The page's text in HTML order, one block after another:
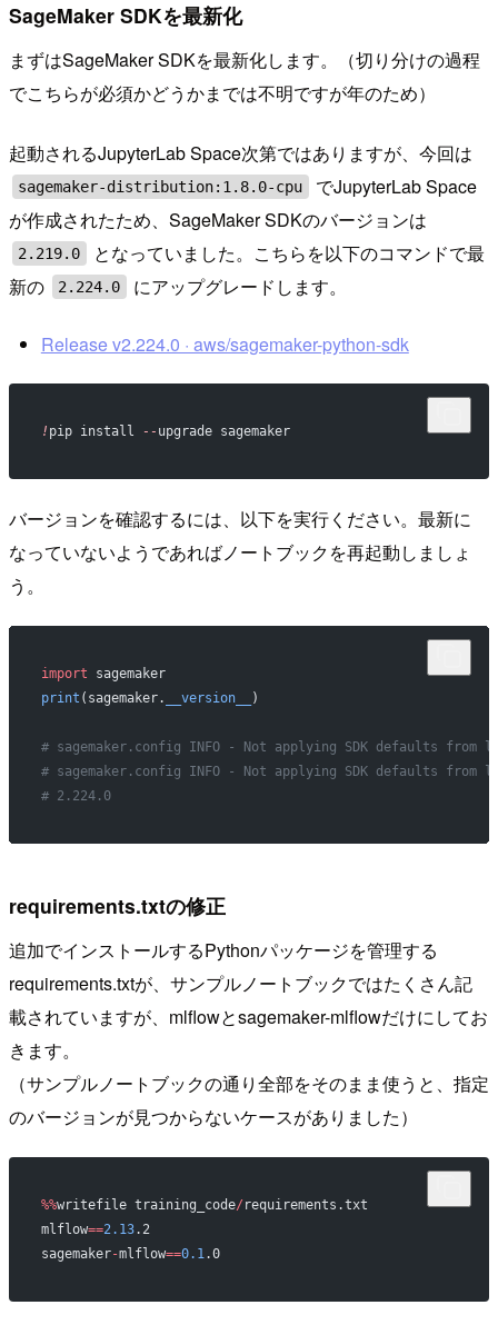
SageMaker SDKを最新化
まずはSageMaker SDKを最新化します。（切り分けの過程
でこちらが必須かどうかまでは不明ですが年のため）
起動されるJupyterLab Space次第ではありますが、今回は
sagemaker-distribution:1.8.0-cpu
でJupyterLab Space
が作成されたため、SageMaker SDKのバージョンは
2.219.0
となっていました。こちらを以下のコマンドで最
新の
2.224.0 にアップグレードします。
Release v2.224.0 · aws/sagemaker-python-sdk
! pip install -- upgrade sagemaker
バージョンを確認するには、以下を実行ください。最新に
なっていないようであればノートブックを再起動しましょ
う。
import sagemaker
print (sagemaker. __version__ )
# sagemaker.config INFO - Not applying SDK defaults from
# sagemaker.config INFO - Not applying SDK defaults from
# 2.224.0
requirements.txtの修正
追加でインストールするPythonパッケージを管理する
requirements.txtが、サンプルノートブックではたくさん記
載されていますが、mlflowとsagemaker-mlflowだけにしてお
きます。
（サンプルノートブックの通り全部をそのまま使うと、指定
のバージョンが見つからないケースがありました）
%%writefile training_code/requirements.txt
mlflow==2.13.2
sagemaker-mlflow==0.1 .0